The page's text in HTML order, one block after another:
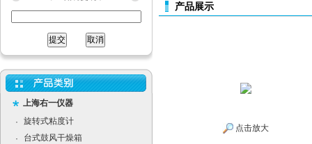
上海右一仪器
·
旋转式粘度计
·
台式鼓风干燥箱
产品展示
点击放大